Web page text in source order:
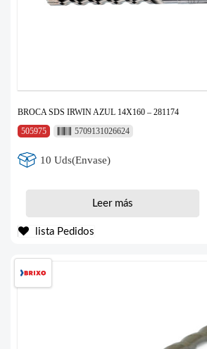
BROCA SDS IRWIN AZUL 14X160 – 281174
505975
5709131026624
10 Uds(Envase)
Leer más
lista Pedidos